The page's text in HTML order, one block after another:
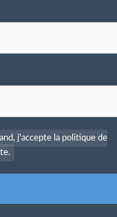
j'accepte la politique de